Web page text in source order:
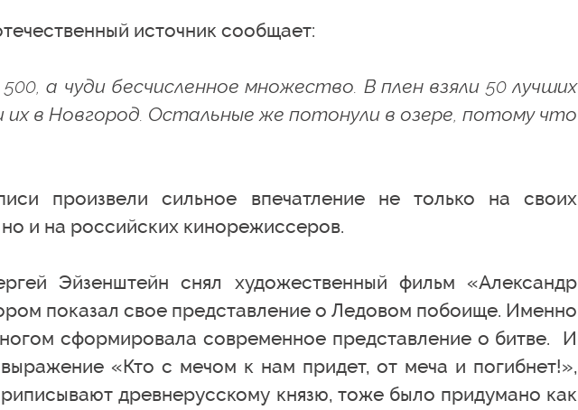
источник сообщает:
а чуди бесчисленное множество. В плен взяли 50 лучших
их в Новгород. Остальные же потонули в озере, потому что
произвели сильное впечатление не только на своих
и на российских кинорежиссеров.
Эйзенштейн снял художественный фильм «Александр
показал свое представление о Ледовом побоище. Именно
сформировала современное представление о битве. И
«Кто с мечом к нам придет, от меча и погибнет!»,
древнерусскому князю, тоже было придумано как